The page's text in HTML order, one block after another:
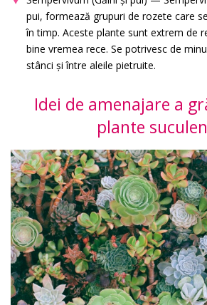
pui, formează grupuri de rozete care
în timp. Aceste plante sunt extrem de
bine vremea rece. Se potrivesc de
stânci și între aleile pietruite.
Idei de amenajare a
plante